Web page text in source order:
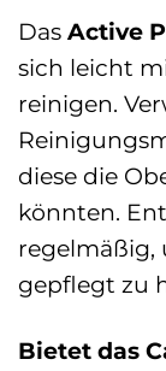
Das Active
sich leicht
reinigen.
diese die
könnten.
regelmäßig,
gepflegt zu
Bietet das